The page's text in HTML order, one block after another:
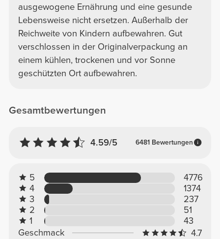
ausgewogene Ernährung und eine gesunde
Lebensweise nicht ersetzen. Außerhalb der
Reichweite von Kindern aufbewahren. Gut
verschlossen in der Originalverpackung an
einem kühlen, trockenen und vor Sonne
geschützten Ort aufbewahren.
Gesamtbewertungen
4.59/5 6481 Bewertungen
5
4776
4
1374
3
237
2
51
1
43
Geschmack
4.7